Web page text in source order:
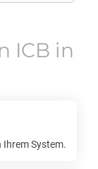
ICB in
Ihrem System.